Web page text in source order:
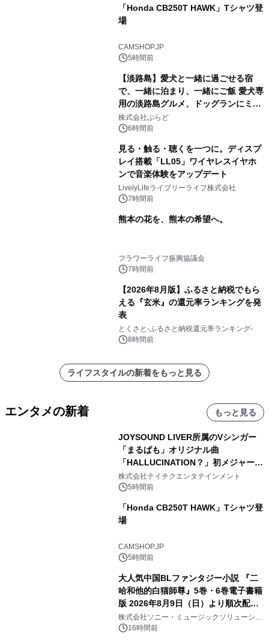
「Honda CB250T HAWK」Tシャツ登
場
CAMSHOP.JP
5時間前
【淡路島】愛犬と一緒に過ごせる宿
で、一緒に泊まり、一緒にご飯 愛犬専
用の淡路島グルメ、ドッグランにミニ
プール グランピングとトレーラーハウ
スの2施設で
株式会社ぷらど
6時間前
見る・触る・聴くを一つに。ディスプ
レイ搭載「LL05」ワイヤレスイヤホ
ンで音楽体験をアップデート
LivelyLifeライブリーライフ株式会社
7時間前
熊本の花を、熊本の希望へ。
フラワーライフ振興協議会
7時間前
【2026年8月版】ふるさと納税でもら
える『玄米』の還元率ランキングを発
表
とくさと-ふるさと納税還元率ランキング-
8時間前
ライフスタイルの新着をもっと見る
エンタメの新着 もっと見る
JOYSOUND LIVER所属のVシンガー
「まるぱも」オリジナル曲
「HALLUCINATION？」初メジャー配
信リリース決定！
株式会社テイチクエンタテインメント
5時間前
「Honda CB250T HAWK」Tシャツ登
場
CAMSHOP.JP
5時間前
大人気中国BLファンタジー小説 『二
哈和他的白猫師尊』5巻・6巻電子書籍
版 2026年8月9日（日）より順次配信
開始
株式会社ソニー・ミュージックソリューショ
ンズ16時間前